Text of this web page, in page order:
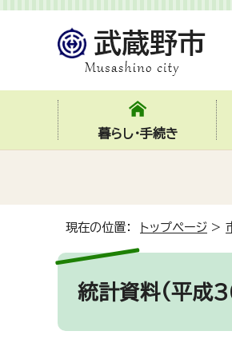
暮らし・手続き
現在の位置： トップページ >
統計資料(平成